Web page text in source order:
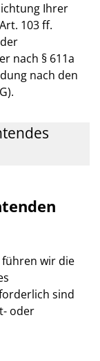
Ihrer
103 ff.
nach § 611a
nach den
wir die
sind
oder